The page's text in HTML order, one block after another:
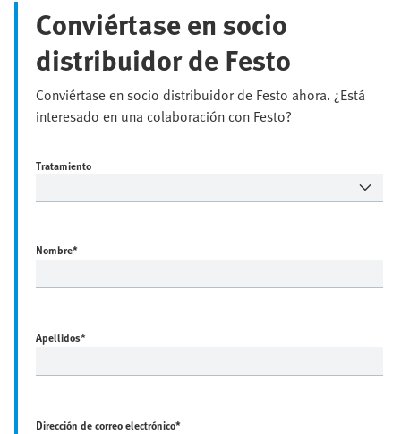
Conviértase en socio
distribuidor de Festo
Conviértase en socio distribuidor de Festo ahora. ¿Está
interesado en una colaboración con Festo?
Tratamiento
Nombre*
Apellidos*
Dirección de correo electrónico*